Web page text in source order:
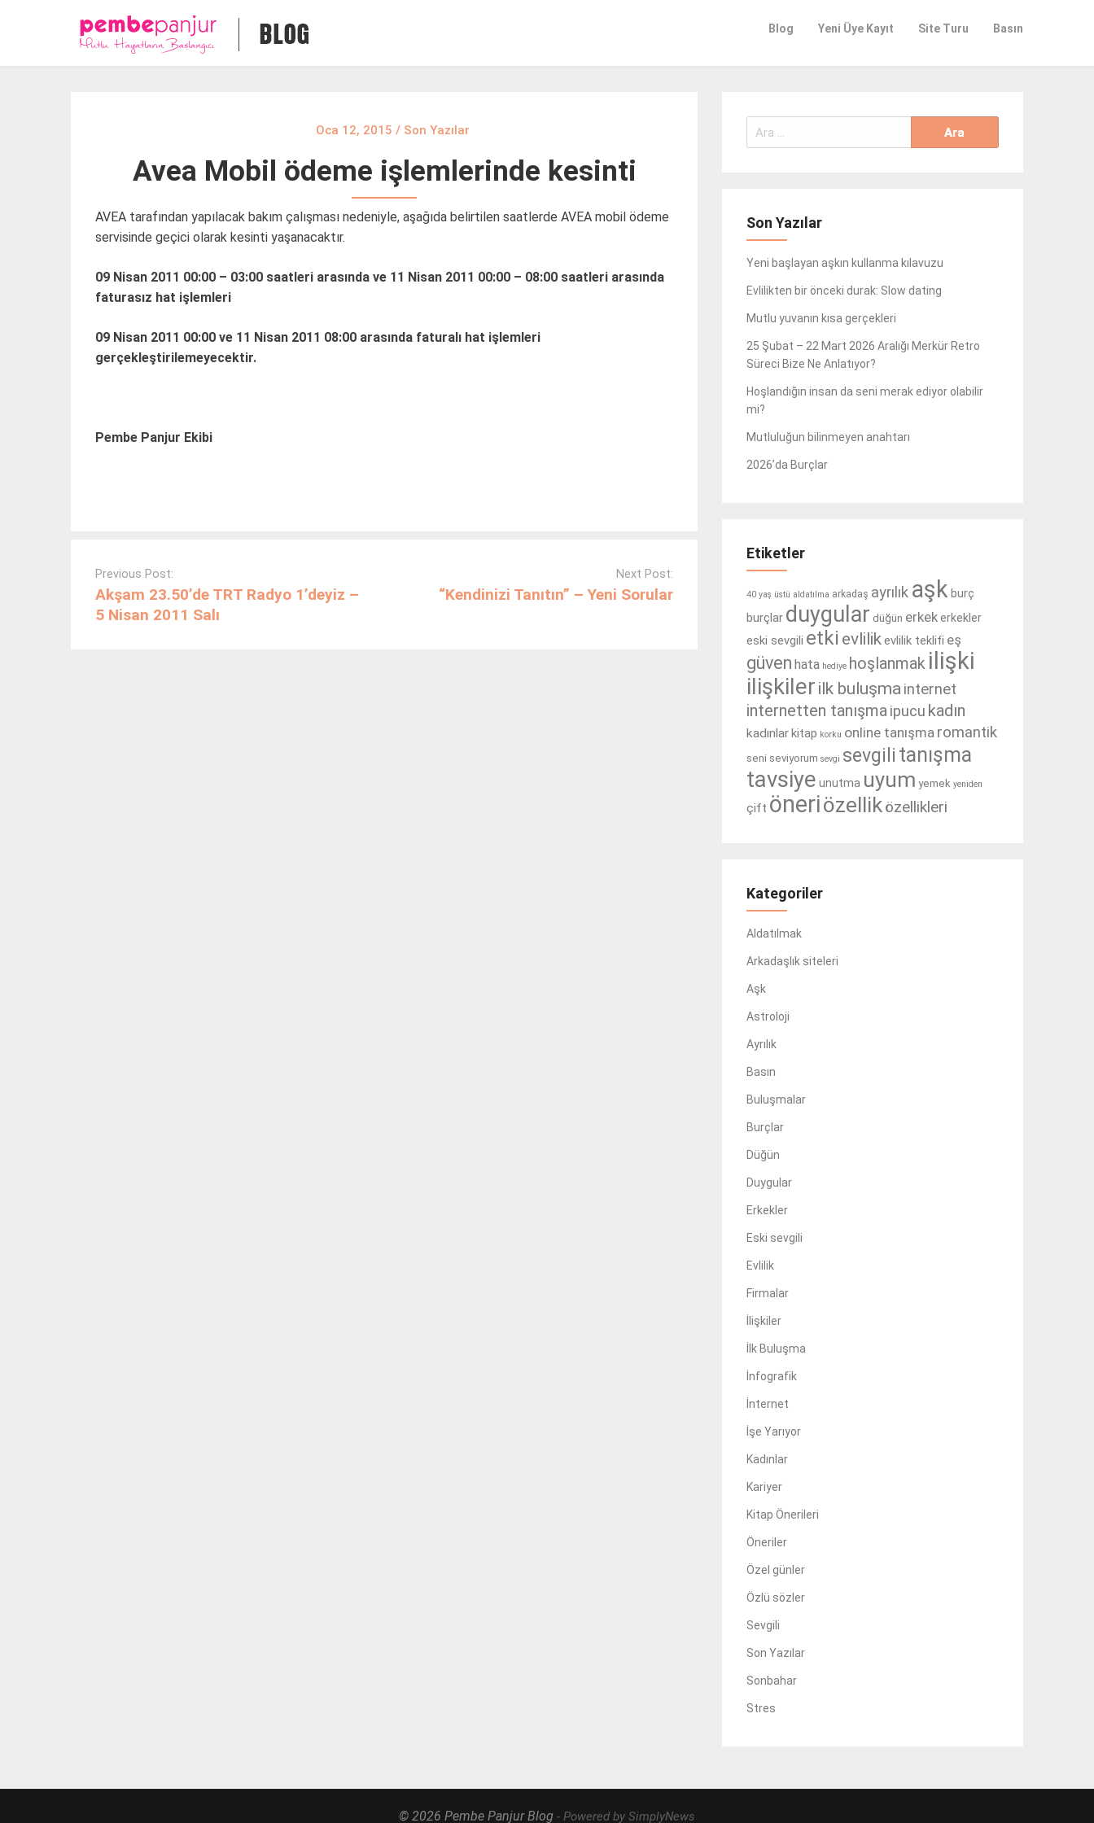
Blog Yeni Üye Kayıt Site Turu Basın
Oca 12, 2015 / Son Yazılar
Avea Mobil ödeme işlemlerinde kesinti
AVEA tarafından yapılacak bakım çalışması nedeniyle, aşağıda belirtilen saatlerde AVEA mobil ödeme
servisinde geçici olarak kesinti yaşanacaktır.
09 Nisan 2011 00:00 – 03:00 saatleri arasında ve 11 Nisan 2011 00:00 – 08:00 saatleri arasında
faturasız hat işlemleri
09 Nisan 2011 00:00 ve 11 Nisan 2011 08:00 arasında faturalı hat işlemleri
gerçekleştirilemeyecektir.
Pembe Panjur Ekibi
navigation
Previous Post:
Akşam 23.50’de TRT Radyo 1’deyiz –
5 Nisan 2011 Salı
Next Post:
“Kendinizi Tanıtın” – Yeni Sorular
Arama:
Son Yazılar
Yeni başlayan aşkın kullanma kılavuzu
Evlilikten bir önceki durak: Slow dating
Mutlu yuvanın kısa gerçekleri
25 Şubat – 22 Mart 2026 Aralığı Merkür Retro
Süreci Bize Ne Anlatıyor?
Hoşlandığın insan da seni merak ediyor olabilir
mi?
Mutluluğun bilinmeyen anahtarı
2026’da Burçlar
Etiketler
40 yaş üstü aldatılma arkadaş ayrılık aşk burç
burçlar duygular düğün erkekerkekler
eski sevgili etki evlilikevlilik teklifi eş
güven hata hediye hoşlanmak ilişki
ilişkiler ilk buluşma internet
internetten tanışmaipucu kadın
kadınlarkitap korku online tanışma romantik
seni seviyorum sevgi sevgili tanışma
tavsiye unutma uyum yemek yeniden
çift öneriözelliközellikleri
Kategoriler
Aldatılmak
Arkadaşlık siteleri
Aşk
Astroloji
Ayrılık
Basın
Buluşmalar
Burçlar
Düğün
Duygular
Erkekler
Eski sevgili
Evlilik
Firmalar
İlişkiler
İlk Buluşma
İnfografik
İnternet
İşe Yarıyor
Kadınlar
Kariyer
Kitap Önerileri
Öneriler
Özel günler
Özlü sözler
Sevgili
Son Yazılar
Sonbahar
Stres
© 2026 Pembe Panjur Blog - Powered by SimplyNews